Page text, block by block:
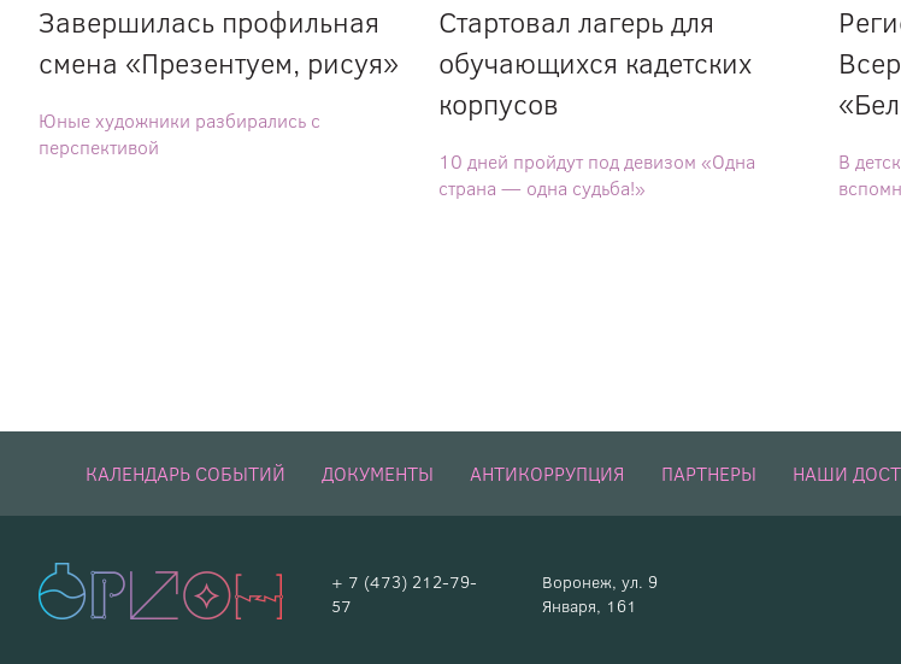
Завершилась профильная
смена «Презентуем, рисуя»
Юные художники разбирались с
перспективой
Стартовал лагерь для
обучающихся кадетских
корпусов
10 дней пройдут под девизом «Одна
страна — одна судьба!»
В
КАЛЕНДАРЬ СОБЫТИЙ ДОКУМЕНТЫ АНТИКОРРУПЦИЯ ПАРТНЕРЫ НАШИ
+ 7 (473) 212-79-
57
Воронеж, ул. 9
Января, 161